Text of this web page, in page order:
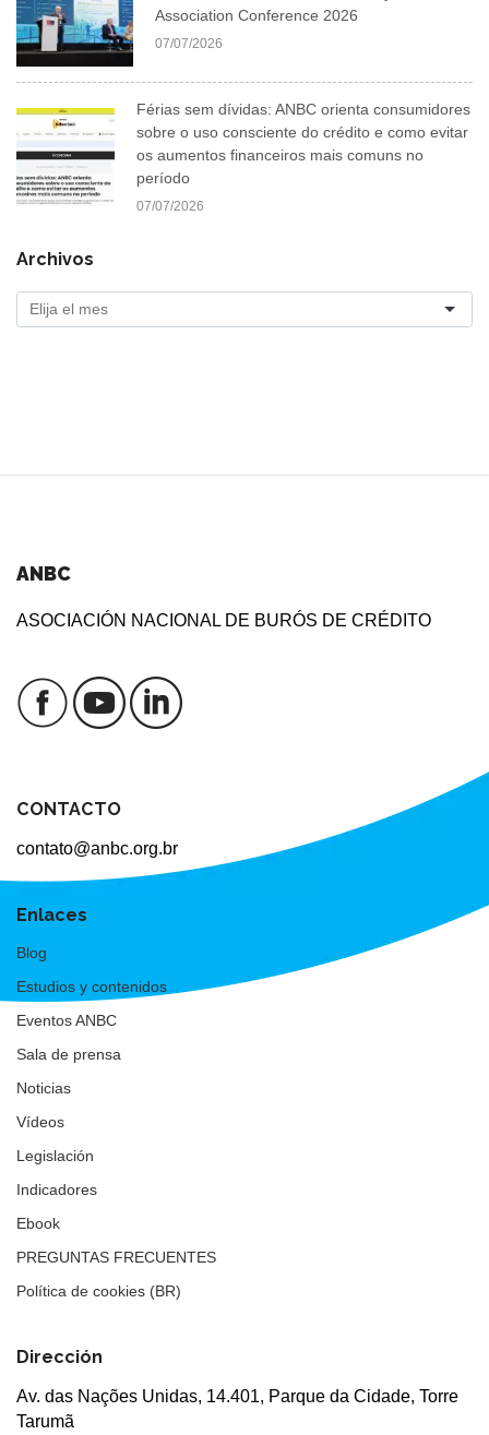
Association Conference 2026
07/07/2026
Férias sem dívidas: ANBC orienta consumidores
sobre o uso consciente do crédito e como evitar
os aumentos financeiros mais comuns no
período
07/07/2026
Archivos
ANBC
ASOCIACIÓN NACIONAL DE BURÓS DE CRÉDITO
CONTACTO
contato@anbc.org.br
Enlaces
Blog
Estudios y contenidos
Eventos ANBC
Sala de prensa
Noticias
Vídeos
Legislación
Indicadores
Ebook
PREGUNTAS FRECUENTES
Política de cookies (BR)
Dirección
Av. das Nações Unidas, 14.401, Parque da Cidade, Torre
Tarumã